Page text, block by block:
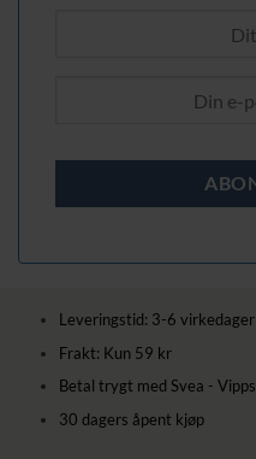
Leveringstid: 3-6 virkedager
Frakt: Kun 59 kr
Betal trygt med Svea - Vipps
30 dagers åpent kjøp